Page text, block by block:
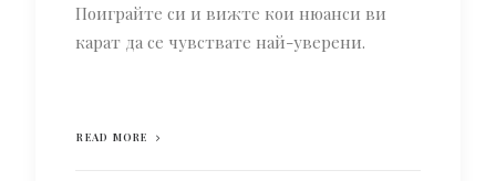
Поиграйте си и вижте кои нюанси ви
карат да се чувствате най-уверени.
READ MORE